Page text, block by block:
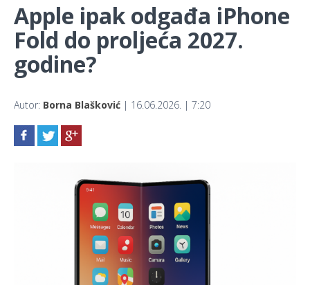
Apple ipak odgađa iPhone
Fold do proljeća 2027.
godine?
Autor: Borna Blašković | 16.06.2026. | 7:20